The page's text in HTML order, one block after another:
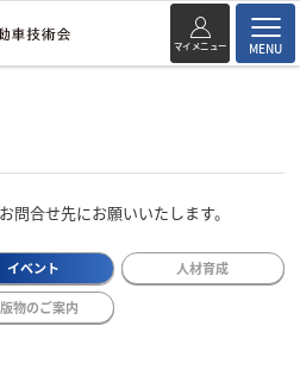
マイメニュー MENU
問合せ先にお願いいたします。
イベント 人材育成
物のご案内